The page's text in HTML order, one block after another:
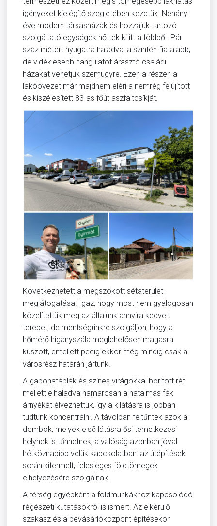
igényeket kielégítő szegletében kezdtük. Néhány
éve modern társasházak és hozzájuk tartozó
szolgáltató egységek nőttek ki itt a földből. Pár
száz métert nyugatra haladva, a szintén fiatalabb,
de vidékiesebb hangulatot árasztó családi
házakat vehetjük szemügyre. Ezen a részen a
lakóövezet már majdnem eléri a nemrég felújított
és kiszélesített 83-as főút aszfaltcsíkját.
Következhetett a megszokott sétaterület
meglátogatása. Igaz, hogy most nem gyalogosan
közelítettük meg az általunk annyira kedvelt
terepet, de mentségünkre szolgáljon, hogy a
hőmérő higanyszála meglehetősen magasra
kúszott, emellett pedig ekkor még mindig csak a
városrész határán jártunk.
A gabonatáblák és színes virágokkal borított rét
mellett elhaladva hamarosan a hatalmas fák
árnyékát élvezhettük, így a kilátásra is jobban
tudtunk koncentrálni. A távolban feltűntek azok a
dombok, melyek első látásra ősi temetkezési
helynek is tűnhetnek, a valóság azonban jóval
hétköznapibb velük kapcsolatban: az útépítések
során kitermelt, felesleges földtömegek
elhelyezésére szolgálnak.
A térség egyébként a földmunkákhoz kapcsolódó
régészeti kutatásokról is ismert. Az elkerülő
szakasz és a bevásárlóközpont építésekor